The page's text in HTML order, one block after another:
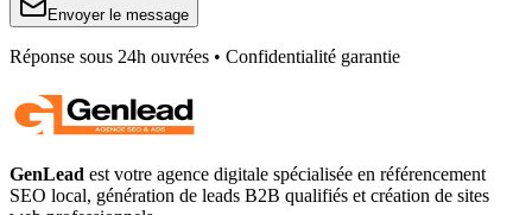
Envoyer le message
Réponse sous 24h ouvrées • Confidentialité garantie
GenLead est votre agence digitale spécialisée en référencement
SEO local, génération de leads B2B qualifiés et création de sites